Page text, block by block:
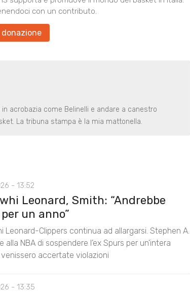
con un contributo.
donazione
acrobazia come Belinelli e andare a canestro
La tribuna stampa è la mia mattonella.
- 13:52
Leonard, Smith: “Andrebbe
un anno”
Leonard-Clippers continua ad allargarsi. Stephen A.
alla NBA di sospendere l’ex Spurs per un’intera
accertate violazioni
- 13:35